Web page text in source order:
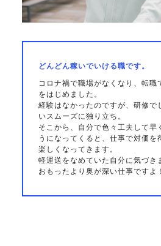
どんどん稼いでいける職です。
コロナ禍で職場がなくなり、転職
をはじめました。
経験はなかったのですが、研修で
いスムーズに独り立ち。
そこから、自分で色々工夫して早
うになってくると、仕事で対価を
楽しくなってきます。
軽運送をなめていた自分に気づき
おもったより奥が深い仕事ですよ！